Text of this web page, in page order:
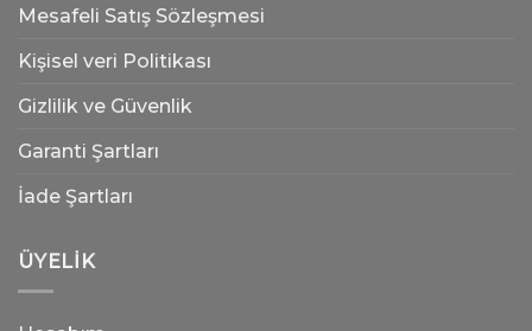
Mesafeli Satış Sözleşmesi
Kişisel veri Politikası
Gizlilik ve Güvenlik
Garanti Şartları
İade Şartları
ÜYELIK